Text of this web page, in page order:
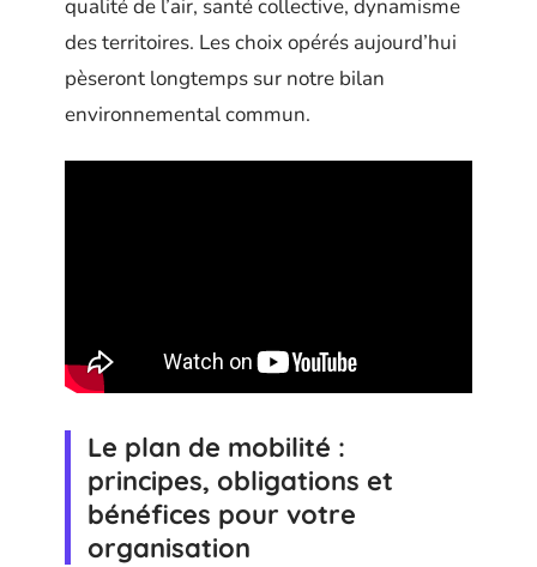
qualité de l’air, santé collective, dynamisme
des territoires. Les choix opérés aujourd’hui
pèseront longtemps sur notre bilan
environnemental commun.
Le plan de mobilité :
principes, obligations et
bénéfices pour votre
organisation